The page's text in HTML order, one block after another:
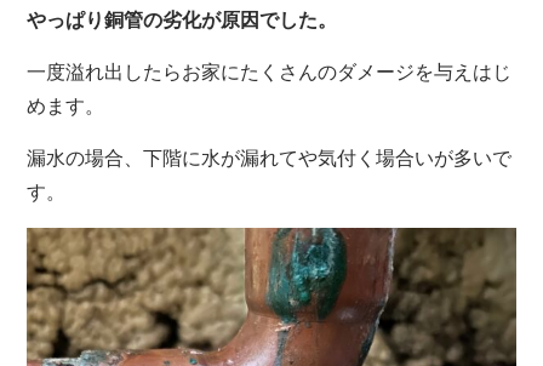
やっぱり銅管の劣化が原因でした。
一度溢れ出したらお家にたくさんのダメージを与えはじ
めます。
漏水の場合、下階に水が漏れてや気付く場合いが多いで
す。